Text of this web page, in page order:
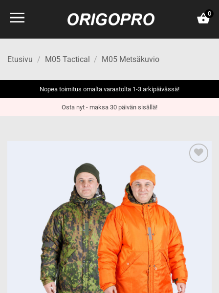
0
Etusivu / M05 Tactical / M05 Metsäkuvio
Nopea toimitus omalta varastolta 1-3 arkipäivässä!
Osta nyt - maksa 30 päivän sisällä!